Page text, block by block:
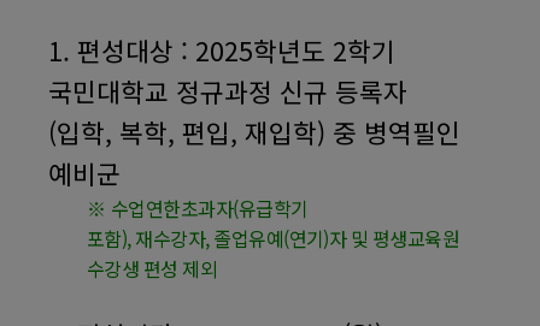
1. 편성대상 : 2025학년도 2학기
국민대학교 정규과정 신규 등록자
(입학, 복학, 편입, 재입학) 중 병역필인
예비군
※ 수업연한초과자(유급학기
포함),재수강자,졸업유예(연기)자 및 평생교육원
수강생 편성 제외